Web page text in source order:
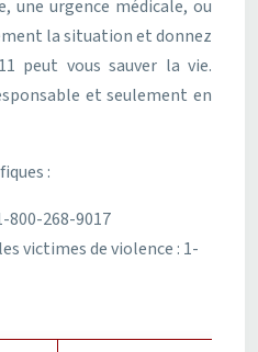
une urgence médicale, ou
la situation et donnez
peut vous sauver la vie.
et seulement en
:
800-268-9017
victimes de violence : 1-